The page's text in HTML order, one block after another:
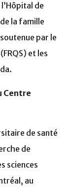
de
la famille
par le
et les
Centre
de santé
de
sciences
au